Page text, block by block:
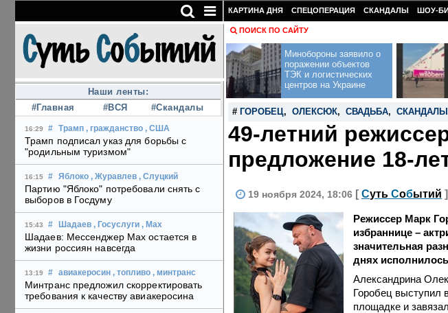
Наши ленты:
#Главная
#ВСЯ #Скандалы
16:29 # Трамп , гражданство , США
Трамп подписал указ для борьбы с
"родильным туризмом"
16:15 # Яблоко , Журавлев , Слуцкий
Партию "Яблоко" потребовали снять с
выборов в Госдуму
15:43 # Шадаев , Госуслуги , Max
Шадаев: Мессенджер Max остается в
жизни россиян навсегда
13:19 # авиакеросин , топливо , минтранс
Минтранс предложил скорректировать
требования к качеству авиакеросина
КАРТИНА ДНЯ СПЕЦОПЕРАЦИЯ СКАНДАЛЫ ШОУ-
ПОИСК ПО САЙТУ
Минобороны заявило о
поражении объектов
ТЭК и логистических
центров на Украине
# ГОРОБЕЦ, ОЛЕКСЮК, СВАДЬБА, СКАНДАЛЫ
49-летний
предложение 18-
19 ноября 2024, 18:06 [ Суть Событий ]
Режиссер Марк
избраннице –
значительная
днях
Александрина
Горобец выступил
площадке и